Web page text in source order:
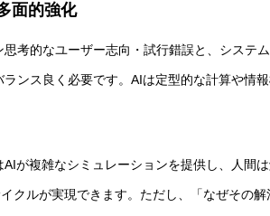
面的強化
思考的なユーザー志向・試行錯誤と、システ
ンス良く必要です。AIは定型的な計算や情
が複雑なシミュレーションを提供し、人間
クルが実現できます。ただし、「なぜその